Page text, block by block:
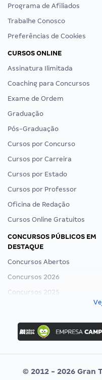
Programa de Afiliados
Trabalhe Conosco
Preferências de Cookies
CURSOS ONLINE
Assinatura Ilimitada
Coaching para Concursos
Exame de Ordem
Graduação
Pós-Graduação
Cursos por Concurso
Cursos por Carreira
Cursos por Estado
Cursos por Professor
Oficina de Redação
Cursos Online Gratuitos
CONCURSOS PÚBLICOS EM
DESTAQUE
Concursos Abertos
Concursos 2026
Concursos 2025
Concurso Ibama
Concurso MPU
Editais publicados
© 2012 - 2026 Gran